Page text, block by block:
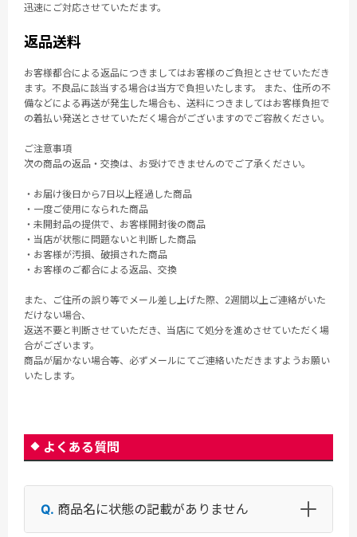
迅速にご対応させていただます。
返品送料
お客様都合による返品につきましてはお客様のご負担とさせていただき
ます。不良品に該当する場合は当方で負担いたします。 また、住所の不
備などによる再送が発生した場合も、送料につきましてはお客様負担で
の着払い発送とさせていただく場合がございますのでご容赦ください。
ご注意事項
次の商品の返品・交換は、お受けできませんのでご了承ください。
・お届け後日から7日以上経過した商品
・一度ご使用になられた商品
・未開封品の提供で、お客様開封後の商品
・当店が状態に問題ないと判断した商品
・お客様が汚損、破損された商品
・お客様のご都合による返品、交換
また、ご住所の誤り等でメール差し上げた際、2週間以上ご連絡がいた
だけない場合、
返送不要と判断させていただき、当店にて処分を進めさせていただく場
合がございます。
商品が届かない場合等、必ずメールにてご連絡いただきますようお願い
いたします。
よくある質問
商品名に状態の記載がありません